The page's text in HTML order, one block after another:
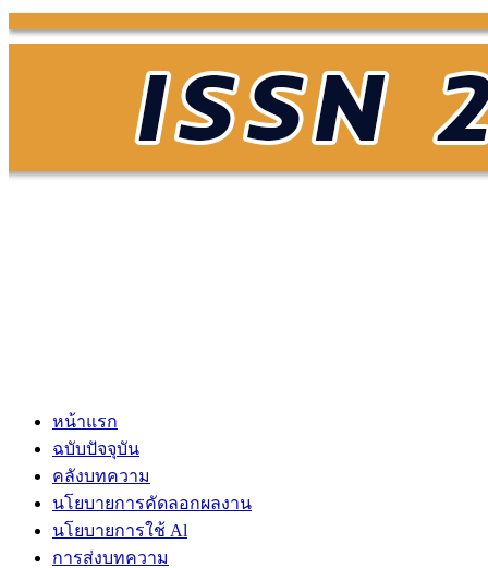
หน้าแรก
ฉบับปัจจุบัน
คลังบทความ
นโยบายการคัดลอกผลงาน
นโยบายการใช้ Al
การส่งบทความ